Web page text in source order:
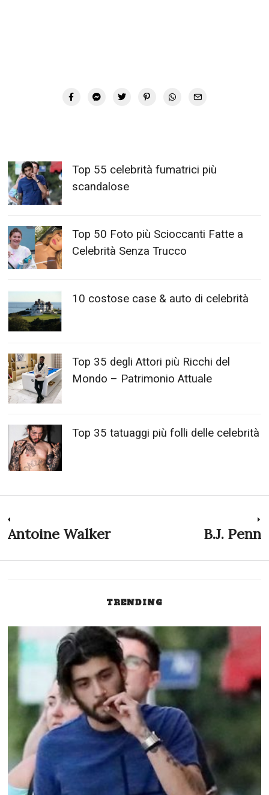
Top 55 celebrità fumatrici più
scandalose
Top 50 Foto più Scioccanti Fatte a
Celebrità Senza Trucco
10 costose case & auto di celebrità
Top 35 degli Attori più Ricchi del
Mondo – Patrimonio Attuale
Top 35 tatuaggi più folli delle celebrità
Navigazione
articoli
Previous
Antoine Walker B.J. Penn
TRENDING